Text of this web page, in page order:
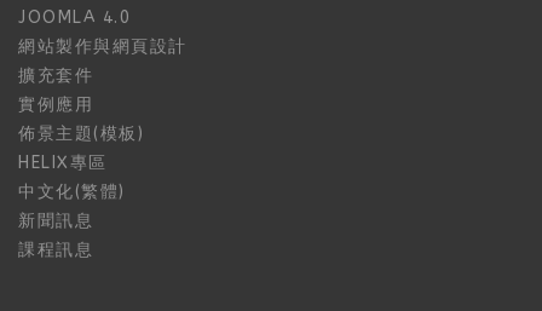
JOOMLA 4.0
網站製作與網頁設計
擴充套件
實例應用
佈景主題(模板)
HELIX專區
中文化(繁體)
新聞訊息
課程訊息